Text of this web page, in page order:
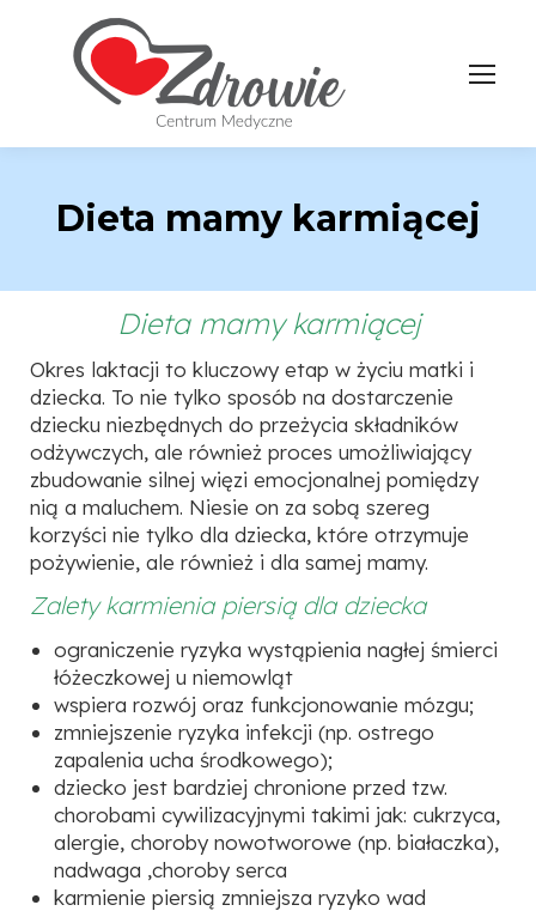
Dieta mamy karmiącej
Dieta mamy karmiącej
Okres laktacji to kluczowy etap w życiu matki i
dziecka. To nie tylko sposób na dostarczenie
dziecku niezbędnych do przeżycia składników
odżywczych, ale również proces umożliwiający
zbudowanie silnej więzi emocjonalnej pomiędzy
nią a maluchem. Niesie on za sobą szereg
korzyści nie tylko dla dziecka, które otrzymuje
pożywienie, ale również i dla samej mamy.
Zalety karmienia piersią dla dziecka
ograniczenie ryzyka wystąpienia nagłej śmierci
łóżeczkowej u niemowląt
wspiera rozwój oraz funkcjonowanie mózgu;
zmniejszenie ryzyka infekcji (np. ostrego
zapalenia ucha środkowego);
dziecko jest bardziej chronione przed tzw.
chorobami cywilizacyjnymi takimi jak: cukrzyca,
alergie, choroby nowotworowe (np. białaczka),
nadwaga ,choroby serca
karmienie piersią zmniejsza ryzyko wad